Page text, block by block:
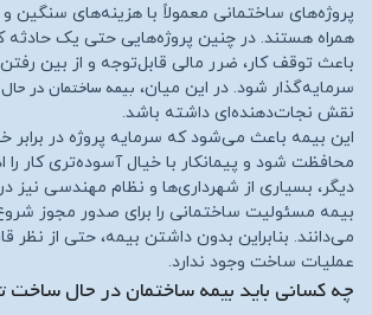
پروژه‌های ساختمانی معمولاً با هزینه‌های سنگین
همراه هستند. در چنین پروژه‌هایی حتی یک
باعث توقف کار، ضرر مالی قابل‌توجه و از بین رفتن
سرمایه‌گذار شود. در این میان، بیمه ساختمان در
نقش نجات‌دهنده‌ای داشته باشد.
این بیمه باعث می‌شود که سرمایه پروژه در
محافظت شود و پیمانکار با خیال آسوده‌تری کار را
دیگر، بسیاری از شهرداری‌ها و نظام مهندسی نیز
بیمه مسئولیت ساختمانی را برای صدور مجوز شروع
می‌دانند. بنابراین بدون داشتن بیمه، حتی از نظر
عملیات ساخت وجود ندارد.
چه کسانی باید بیمه ساختمان در حال ساخت